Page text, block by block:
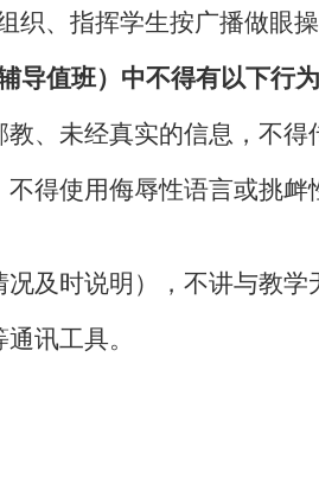
织、指挥学生按广播做眼
导值班）中不得有以下行为
、未经真实的信息，不得
得使用侮辱性语言或挑
及时说明），不讲与教学
讯工具。